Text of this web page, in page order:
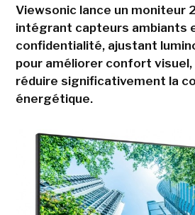
Viewsonic lance un moniteur
intégrant capteurs ambiants
confidentialité, ajustant
pour améliorer confort
réduire significativement la
énergétique.